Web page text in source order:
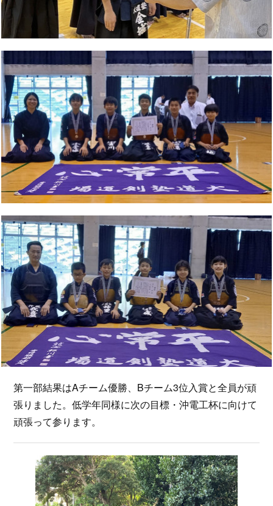
第一部結果はAチーム優勝、Bチーム3位入賞と全員が頑
張りました。低学年同様に次の目標・沖電工杯に向けて
頑張って参ります。